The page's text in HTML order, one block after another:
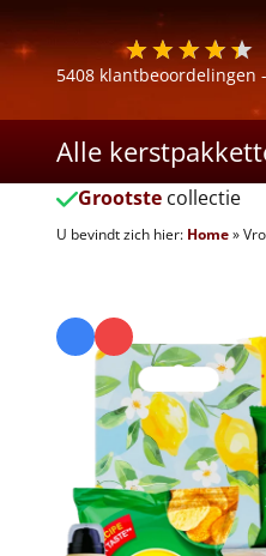
5408 klantbeoordelingen -
Alle
Grootste collectie
U bevindt zich hier: Home»